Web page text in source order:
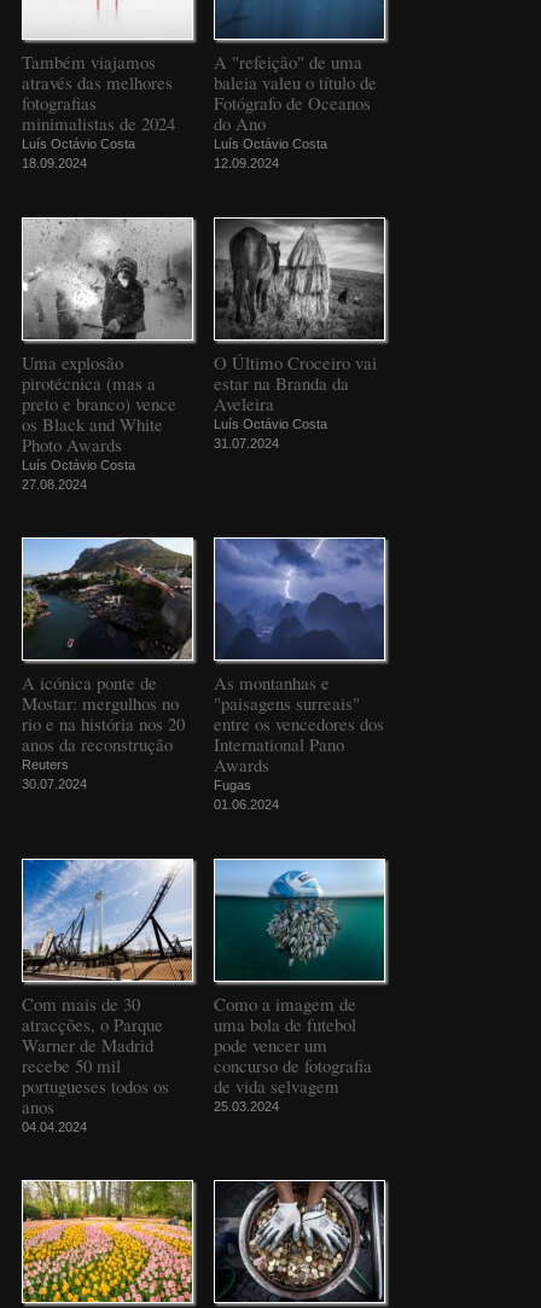
Também viajamos
através das melhores
fotografias
minimalistas de 2024
Luís Octávio Costa
18.09.2024
A "refeição" de uma
baleia valeu o título de
Fotógrafo de Oceanos
do Ano
Luís Octávio Costa
12.09.2024
Uma explosão
pirotécnica (mas a
preto e branco) vence
os Black and White
Photo Awards
Luís Octávio Costa
27.08.2024
O Último Croceiro vai
estar na Branda da
Aveleira
Luís Octávio Costa
31.07.2024
A icónica ponte de
Mostar: mergulhos no
rio e na história nos 20
anos da reconstrução
Reuters
30.07.2024
As montanhas e
"paisagens surreais"
entre os vencedores dos
International Pano
Awards
Fugas
01.06.2024
Com mais de 30
atracções, o Parque
Warner de Madrid
recebe 50 mil
portugueses todos os
anos
04.04.2024
Como a imagem de
uma bola de futebol
pode vencer um
concurso de fotografia
de vida selvagem
25.03.2024